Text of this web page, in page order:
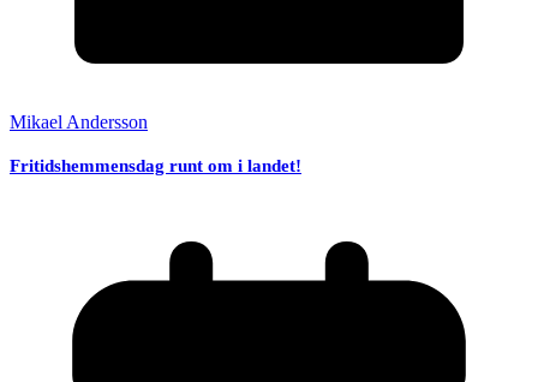
Mikael Andersson
Fritidshemmensdag runt om i landet!